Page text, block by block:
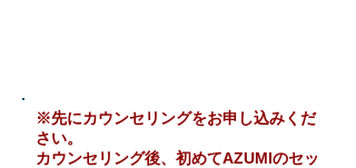
※先にカウンセリングをお申し込みくだ
さい。
カウンセリング後、初めてAZUMIのセッ